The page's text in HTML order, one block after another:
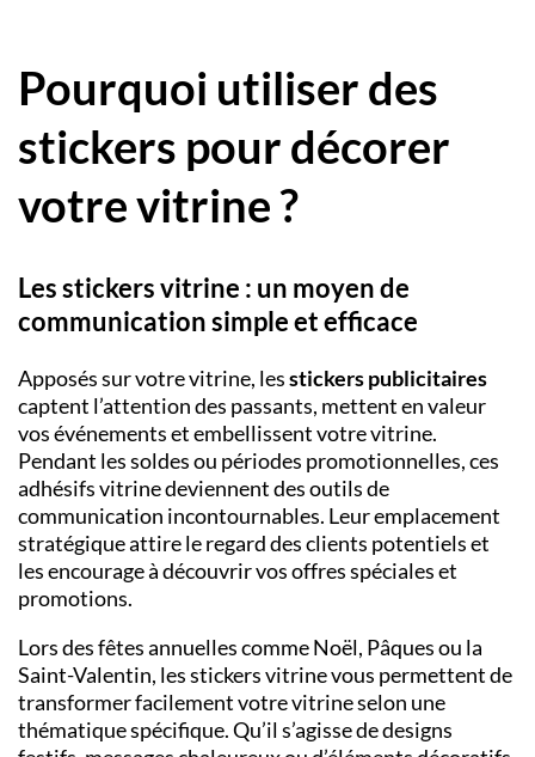
Pourquoi utiliserdes
stickers pour décorer
votre vitrine ?
Les stickers vitrine : un moyen de
communication simple et efficace
Apposés sur votre vitrine, lesstickers publicitaires
captent l’attention des passants, mettent en valeur
vos événements et embellissent votre vitrine.
Pendant les soldes ou périodes promotionnelles, ces
adhésifs vitrine deviennent des outils de
communication incontournables. Leur emplacement
stratégique attire le regard des clients potentiels et
les encourage à découvrir vos offres spéciales et
promotions.
Lors des fêtes annuelles comme Noël, Pâques ou la
Saint-Valentin, les stickers vitrine vous permettent de
transformer facilement votre vitrine selon une
thématique spécifique. Qu’il s’agisse de designs